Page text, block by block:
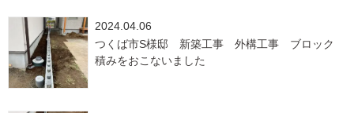
2024.04.06
つくば市S様邸 新築工事 外構工事 ブロック
積みをおこないました